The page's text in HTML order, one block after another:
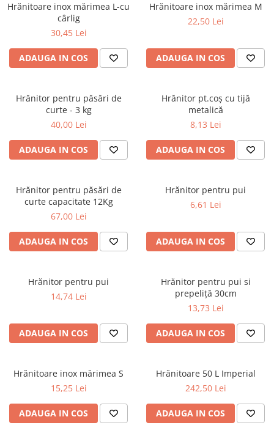
Hrănitoare inox mărimea L-cu
cârlig
30,45 Lei
ADAUGA IN COS
Hrănitoare inox mărimea M
22,50 Lei
ADAUGA IN COS
Hrănitor pentru păsări de
curte - 3 kg
40,00 Lei
ADAUGA IN COS
Hrănitor pt.coș cu tijă
metalică
8,13 Lei
ADAUGA IN COS
Hrănitor pentru păsări de
curte capacitate 12Kg
67,00 Lei
ADAUGA IN COS
Hrănitor pentru pui
6,61 Lei
ADAUGA IN COS
Hrănitor pentru pui
14,74 Lei
ADAUGA IN COS
Hrănitor pentru pui si
prepeliță 30cm
13,73 Lei
ADAUGA IN COS
Hrănitoare inox mărimea S
15,25 Lei
ADAUGA IN COS
Hrănitoare 50 L Imperial
242,50 Lei
ADAUGA IN COS